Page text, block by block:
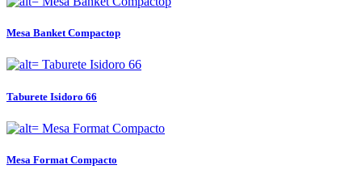
Mesa Banket Compactop
Taburete Isidoro 66
Mesa Format Compacto